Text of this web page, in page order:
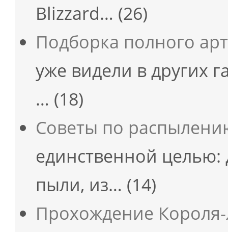
Blizzard… (26)
Подборка полного
уже видели в других
… (18)
Советы по
единственной целью:
пыли, из… (14)
Прохождение